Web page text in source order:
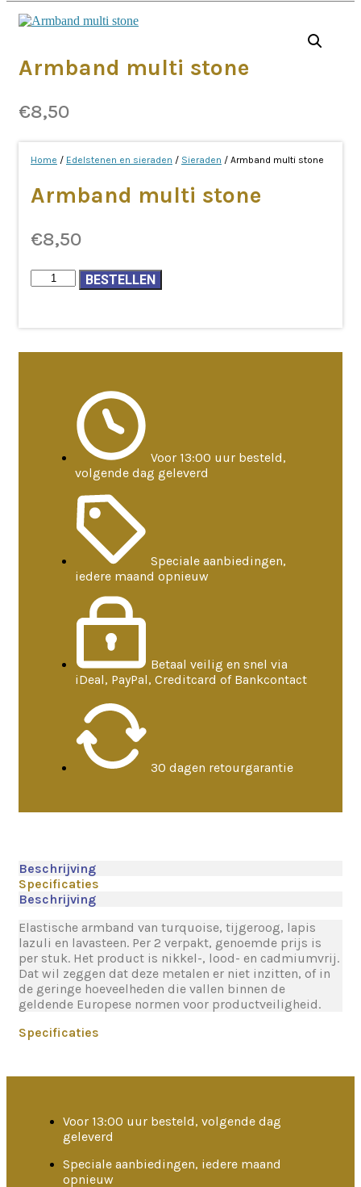
Armband multi stone
€8,50
Home / Edelstenen en sieraden / Sieraden / Armband multi stone
Armband multi stone
€8,50
Armband
multi
BESTELLEN
Voor 13:00 uur besteld,
volgende dag geleverd
Speciale aanbiedingen,
iedere maand opnieuw
Betaal veilig en snel via
iDeal, PayPal, Creditcard of Bankcontact
30 dagen retourgarantie
Beschrijving
Specificaties
Beschrijving
Elastische armband van turquoise, tijgeroog, lapis
lazuli en lavasteen. Per 2 verpakt, genoemde prijs is
per stuk. Het product is nikkel-, lood- en cadmiumvrij.
Dat wil zeggen dat deze metalen er niet inzitten, of in
de geringe hoeveelheden die vallen binnen de
geldende Europese normen voor productveiligheid.
Specificaties
Voor 13:00 uur besteld, volgende dag
geleverd
Speciale aanbiedingen, iedere maand
opnieuw